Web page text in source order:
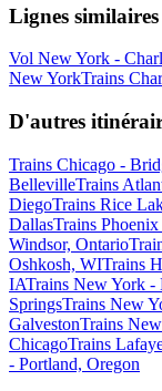
Lignes similaires
Vol New York -
New YorkTrains
D'autres
Trains Chicago -
BellevilleTrains
DiegoTrains Rice
DallasTrains
Windsor, Ontario
Oshkosh, WITrains
IATrains New York -
SpringsTrains New
GalvestonTrains
ChicagoTrains
- Portland, Oregon